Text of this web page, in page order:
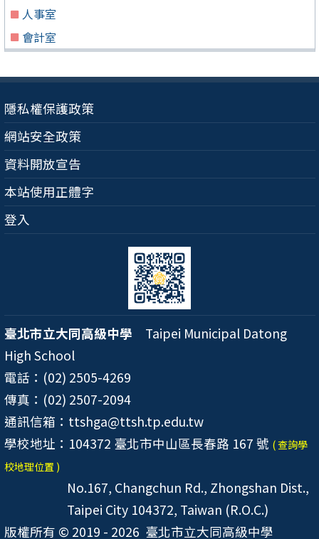
人事室
會計室
隱私權保護政策
網站安全政策
資料開放宣告
本站使用正體字
登入
臺北市立大同高級中學 Taipei Municipal Datong
High School
電話：(02) 2505-4269
傳真：(02) 2507-2094
通訊信箱：ttshga@ttsh.tp.edu.tw
學校地址：104372 臺北市中山區長春路 167 號 ( 查詢學
校地理位置 )
No.167, Changchun Rd., Zhongshan Dist.,
Taipei City 104372, Taiwan (R.O.C.)
版權所有 © 2019 - 2026 臺北市立大同高級中學